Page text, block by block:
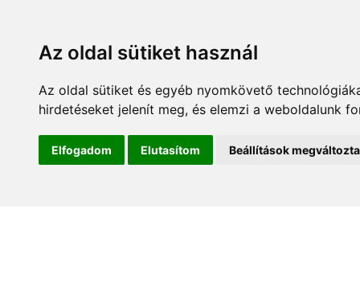
Az oldal sütiket használ
Az oldal sütiket és egyéb nyomkövető
hirdetéseket jelenít meg, és elemzi a weboldalunk
Elfogadom Elutasítom Beállítások